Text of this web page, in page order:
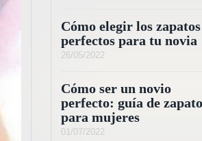
Cómo elegir los zapatos
perfectos para tu novia
26/05/2022
Cómo ser un novio
perfecto: guía de
para mujeres
01/07/2022